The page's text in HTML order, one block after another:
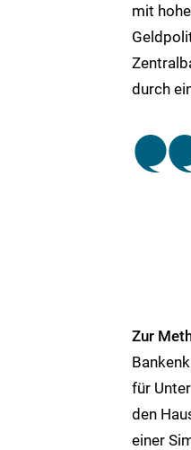
mit
durch
Zur
für
den
einer